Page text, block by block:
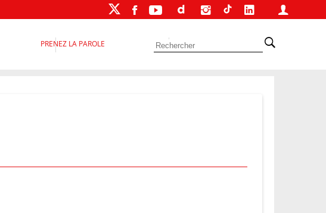
PRENEZ LA PAROLE